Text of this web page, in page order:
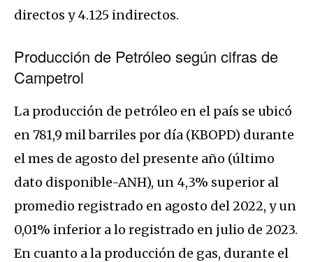
directos y 4.125 indirectos.
Producción de Petróleo según cifras de
Campetrol
La producción de petróleo en el país se ubicó
en 781,9 mil barriles por día (KBOPD) durante
el mes de agosto del presente año (último
dato disponible-ANH), un 4,3% superior al
promedio registrado en agosto del 2022, y un
0,01% inferior a lo registrado en julio de 2023.
En cuanto a la producción de gas, durante el